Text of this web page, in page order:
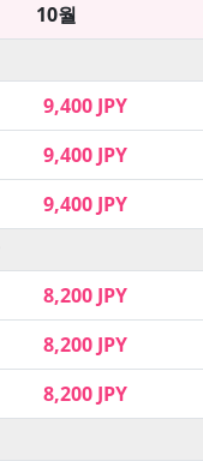
10월
9,400 JPY
9,400 JPY
9,400 JPY
8,200 JPY
8,200 JPY
8,200 JPY